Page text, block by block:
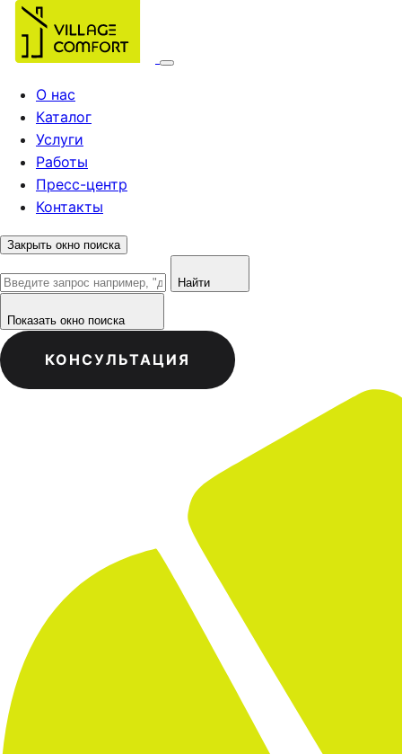
О нас
Каталог
Услуги
Работы
Пресс-центр
Контакты
Закрыть окно поиска
Найти
Показать окно поиска
КОНСУЛЬТАЦИЯ